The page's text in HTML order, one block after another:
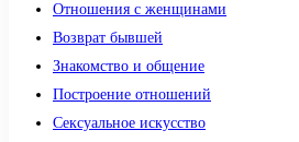
Отношения с женщинами
Возврат бывшей
Знакомство и общение
Построение отношений
Сексуальное искусство